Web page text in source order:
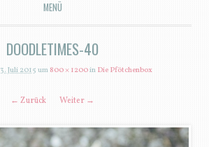
MENÜ
DOODLETIMES-40
3. Juli 2015um800 × 1200inDie Pfötchenbox
← Zurück Weiter →